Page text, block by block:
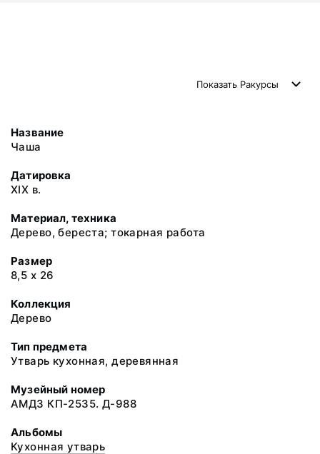
Показать Ракурсы
Название
Чаша
Датировка
XIX в.
Материал, техника
Дерево, береста; токарная работа
Размер
8,5 х 26
Коллекция
Дерево
Тип предмета
Утварь кухонная, деревянная
Музейный номер
АМДЗ КП-2535. Д-988
Альбомы
Кухонная утварь